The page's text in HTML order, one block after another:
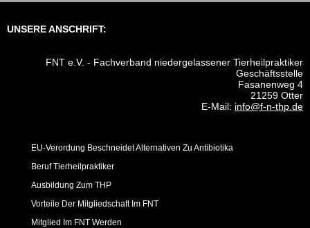
UNSERE ANSCHRIFT:
FNT e.V. - Fachverband niedergelassener Tierheilpraktiker
Geschäftsstelle
Fasanenweg 4
21259 Otter
E-Mail: info@f-n-thp.de
EU-Verordung Beschneidet Alternativen Zu Antibiotika
Beruf Tierheilpraktiker
Ausbildung Zum THP
Vorteile Der Mitgliedschaft Im FNT
Mitglied Im FNT Werden